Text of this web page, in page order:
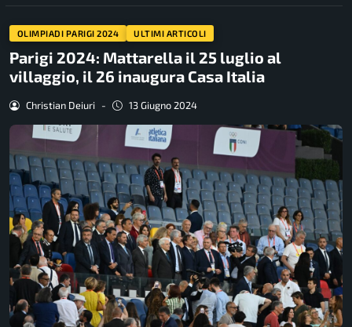
OLIMPIADI PARIGI 2024 ULTIMI ARTICOLI
Parigi 2024: Mattarella il 25 luglio al
villaggio, il 26 inaugura Casa Italia
Christian Deiuri - 13 Giugno 2024